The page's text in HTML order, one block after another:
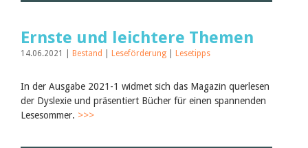
Ernste und leichtere Themen
14.06.2021 | Bestand Leseförderung Lesetipps
In der Ausgabe 2021-1 widmet sich das Magazin querlesen
der Dyslexie und präsentiert Bücher für einen spannenden
Lesesommer. >>>